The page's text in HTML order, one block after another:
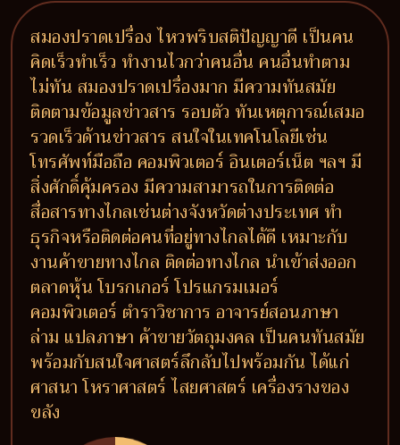
สมองปราดเปรื่อง ไหวพริบสติปัญญาดี เป็นคน
คิดเร็วทำเร็ว ทำงานไวกว่าคนอื่น คนอื่นทำตาม
ไม่ทัน สมองปราดเปรื่องมาก มีความทันสมัย
ติดตามข้อมูลข่าวสาร รอบตัว ทันเหตุการณ์เสมอ
รวดเร็วด้านข่าวสาร สนใจในเทคโนโลยีเช่น
โทรศัพท์มือถือ คอมพิวเตอร์ อินเตอร์เน็ต ฯลฯ มี
สิ่งศักดิ์คุ้มครอง มีความสามารถในการติดต่อ
สื่อสารทางไกลเช่นต่างจังหวัดต่างประเทศ ทำ
ธุรกิจหรือติดต่อคนที่อยู่ทางไกลได้ดี เหมาะกับ
งานค้าขายทางไกล ติดต่อทางไกล นำเข้าส่งออก
ตลาดหุ้น โบรกเกอร์ โปรแกรมเมอร์
คอมพิวเตอร์ ตำราวิชาการ อาจารย์สอนภาษา
ล่าม แปลภาษา ค้าขายวัตถุมงคล เป็นคนทันสมัย
พร้อมกับสนใจศาสตร์ลึกลับไปพร้อมกัน ได้แก่
ศาสนา โหราศาสตร์ ไสยศาสตร์ เครื่องรางของ
ขลัง